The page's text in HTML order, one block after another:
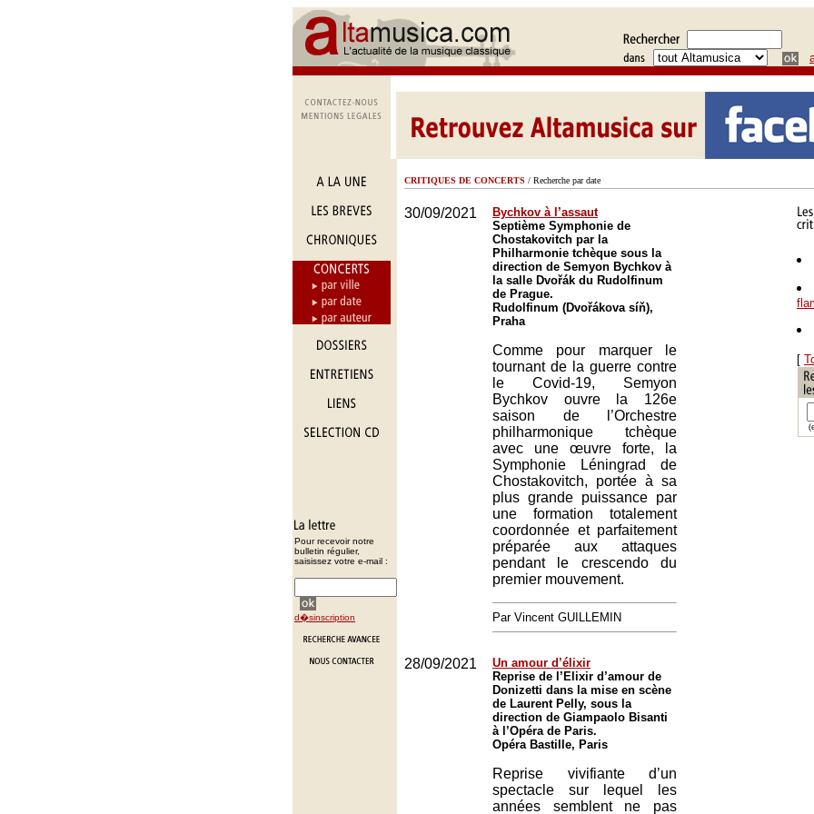
Pour recevoir notre
bulletin régulier,
saisissez votre e-mail :
d�sinscription
CRITIQUES DE CONCERTS / Recherche par date
30/09/2021
Bychkov à l’assaut
Septième Symphonie de
Chostakovitch par la
Philharmonie tchèque sous la
direction de Semyon Bychkov à
la salle Dvořák du Rudolfinum
de Prague.
Rudolfinum (Dvořákova síň),
Praha
Comme pour marquer le
tournant de la guerre contre
le Covid-19, Semyon
Bychkov ouvre la 126e
saison de l’Orchestre
philharmonique tchèque
avec une œuvre forte, la
Symphonie Léningrad de
Chostakovitch, portée à sa
plus grande puissance par
une formation totalement
coordonnée et parfaitement
préparée aux attaques
pendant le crescendo du
premier mouvement.
Par Vincent GUILLEMIN
28/09/2021
Un amour d’élixir
Reprise de l’Elixir d’amour de
Donizetti dans la mise en scène
de Laurent Pelly, sous la
direction de Giampaolo Bisanti
à l’Opéra de Paris.
Opéra Bastille, Paris
Reprise vivifiante d’un
spectacle sur lequel les
années semblent ne pas
[